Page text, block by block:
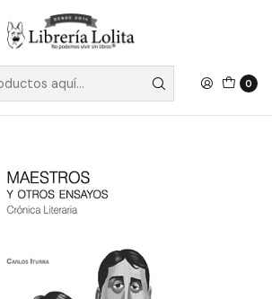
0
Despacho a todo Chile